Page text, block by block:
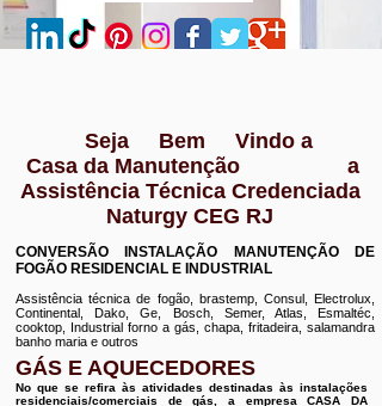
Seja Bem Vindo a
Casa da Manutenção a
Assistência Técnica Credenciada
Naturgy CEG RJ
CONVERSÃO INSTALAÇÃO MANUTENÇÃO DE
FOGÃO RESIDENCIAL E INDUSTRIAL
Assistência técnica de fogão, brastemp, Consul, Electrolux,
Continental, Dako, Ge, Bosch, Semer, Atlas, Esmaltéc,
cooktop, Industrial forno a gás, chapa, fritadeira, salamandra
banho maria e outros
GÁS E AQUECEDORES
No que se refira às atividades destinadas às instalações
residenciais/comerciais de gás, a empresa CASA DA